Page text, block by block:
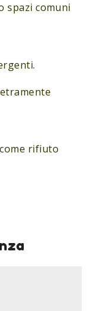
spazi comuni
rifiuto